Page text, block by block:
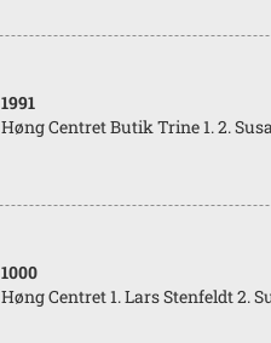
1991
Høng Centret Butik Trine 1. 2.
1000
Høng Centret 1. Lars Stenfeldt 2.